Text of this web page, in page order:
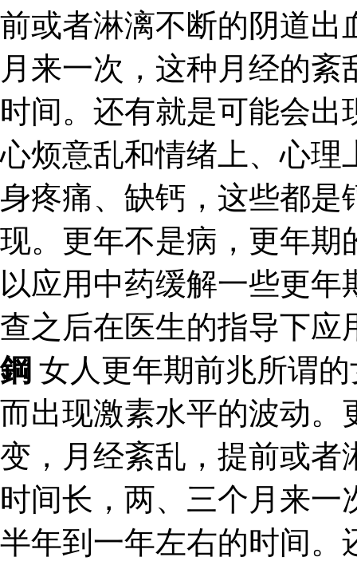
前或者淋漓不断的阴道出
月来一次，这种月经的
时间。还有就是可能会
心烦意乱和情绪上、心理
身疼痛、缺钙，这些都是
现。更年不是病，更年期
以应用中药缓解一些更
查之后在医生的指导下
鋼 女人更年期前兆所谓
而出现激素水平的波动。
变，月经紊乱，提前或者
时间长，两、三个月来
半年到一年左右的时间。